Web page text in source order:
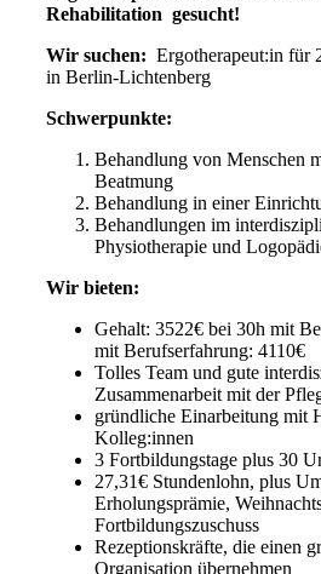
Rehabilitation gesucht!
Wir suchen: Ergotherapeut:in für
in Berlin-Lichtenberg
Schwerpunkte:
Behandlung von Menschen
Beatmung
Behandlung in einer
Behandlungen im
Physiotherapie und
Wir bieten:
Gehalt: 3522€ bei 30h mit
mit Berufserfahrung: 4110€
Tolles Team und gute
Zusammenarbeit mit der
gründliche Einarbeitung mit
Kolleg:innen
3 Fortbildungstage plus 30
27,31€ Stundenlohn, plus
Erholungsprämie,
Fortbildungszuschuss
Rezeptionskräfte, die einen
Organisation übernehmen